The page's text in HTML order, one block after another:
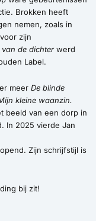
Brokken heeft
nemen, zoals in
zijn
de dichter werd
Label.
meer De blinde
kleine waanzin.
beeld van een dorp in
In 2025 vierde Jan
Zijn schrijfstijl is
bij zit!